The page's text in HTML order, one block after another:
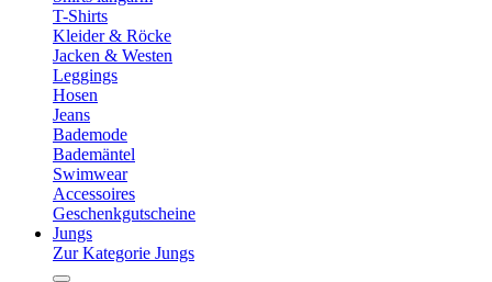
T-Shirts
Kleider & Röcke
Jacken & Westen
Leggings
Hosen
Jeans
Bademode
Bademäntel
Swimwear
Accessoires
Geschenkgutscheine
Jungs
Zur Kategorie Jungs